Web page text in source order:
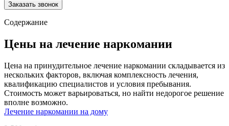
Заказать звонок
Содержание
Цены на лечение наркомании
Цена на принудительное лечение наркомании складывается из
нескольких факторов, включая комплексность лечения,
квалификацию специалистов и условия пребывания.
Стоимость может варьироваться, но найти недорогое решение
вполне возможно.
Лечение наркомании на дому